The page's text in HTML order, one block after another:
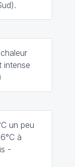
intense
un peu
à
-